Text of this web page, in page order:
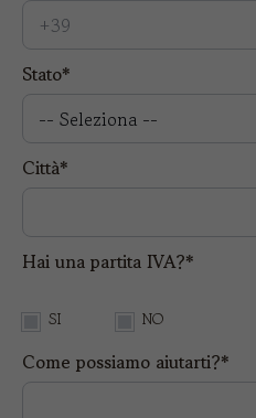
Stato*
Città*
Hai una partita IVA?*
SI NO
Come possiamo aiutarti?*